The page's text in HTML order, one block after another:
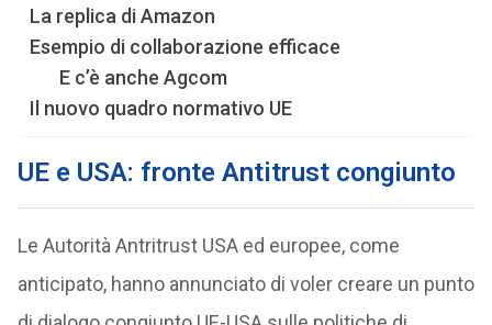
La replica di Amazon
Esempio di collaborazione efficace
E c’è anche Agcom
Il nuovo quadro normativo UE
UE e USA: fronte Antitrust congiunto
Le Autorità Antritrust USA ed europee, come
anticipato, hanno annunciato di voler creare un punto